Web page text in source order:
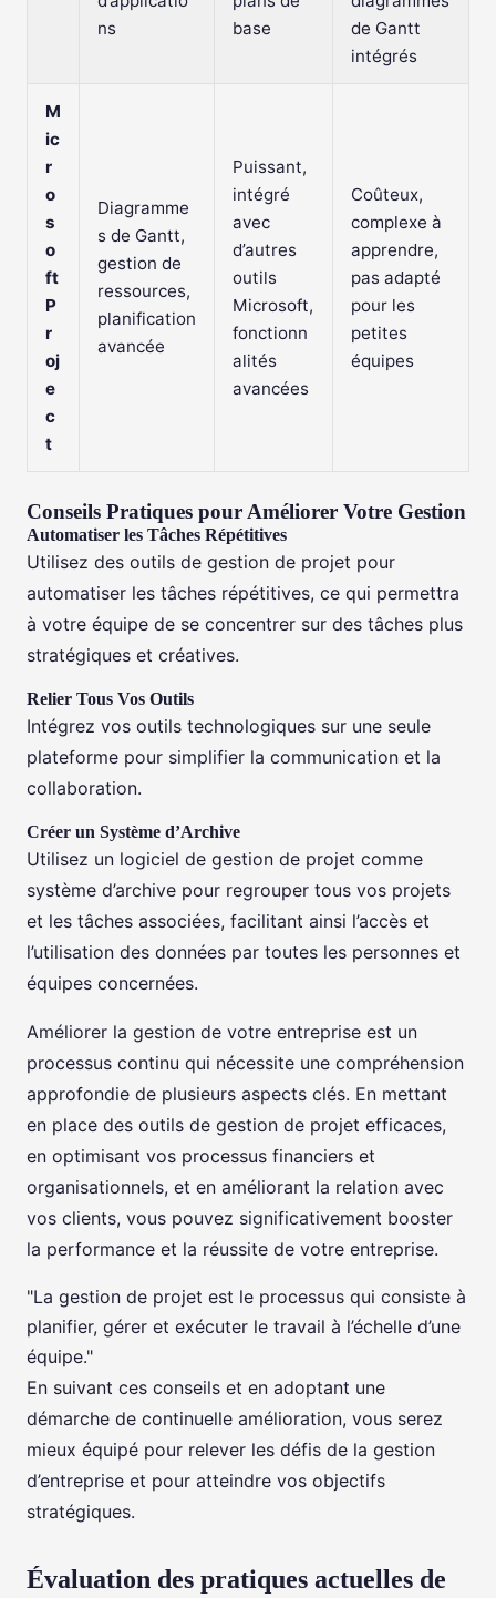
ns
base
de Gantt
intégrés
M
ic
r
o
s
o
ft
P
r
oj
e
c
t
Diagramme
s de Gantt,
gestion de
ressources,
planification
avancée
Puissant,
intégré
avec
d’autres
outils
Microsoft,
fonctionn
alités
avancées
Coûteux,
complexe à
apprendre,
pas adapté
pour les
petites
équipes
Conseils Pratiques pour Améliorer Votre Gestion
Automatiser les Tâches Répétitives
Utilisez des outils de gestion de projet pour
automatiser les tâches répétitives, ce qui permettra
à votre équipe de se concentrer sur des tâches plus
stratégiques et créatives.
Relier Tous Vos Outils
Intégrez vos outils technologiques sur une seule
plateforme pour simplifier la communication et la
collaboration.
Créer un Système d’Archive
Utilisez un logiciel de gestion de projet comme
système d’archive pour regrouper tous vos projets
et les tâches associées, facilitant ainsi l’accès et
l’utilisation des données par toutes les personnes et
équipes concernées.
Améliorer la gestion de votre entreprise est un
processus continu qui nécessite une compréhension
approfondie de plusieurs aspects clés. En mettant
en place des outils de gestion de projet efficaces,
en optimisant vos processus financiers et
organisationnels, et en améliorant la relation avec
vos clients, vous pouvez significativement booster
la performance et la réussite de votre entreprise.
"La gestion de projet est le processus qui consiste à
planifier, gérer et exécuter le travail à l’échelle d’une
équipe."
En suivant ces conseils et en adoptant une
démarche de continuelle amélioration, vous serez
mieux équipé pour relever les défis de la gestion
d’entreprise et pour atteindre vos objectifs
stratégiques.
Évaluation des pratiques actuelles de